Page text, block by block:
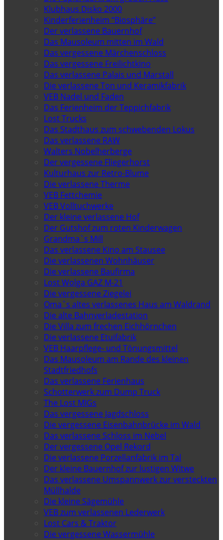
Klubhaus Disko 2000
Kinderferienheim “Biosphäre”
Der verlassene Bauernhof
Das Mausoleum mitten im Wald
Das vergessene Märchenschloss
Das vergessene Freilichtkino
Das verlassene Palais und Marstall
Die verlassene Ton und Keramikfabrik
VEB Nadel und Faden
Das Ferienheim der Teppichfabrik
Lost Trucks
Das Stadthaus zum schwebenden Lokus
Das verlassene RAW
Walters Nobelherberge
Der vergessene Fliegerhorst
Kulturhaus zur Retro-Blume
Die verlassene Therme
VEB Fettchemie
VEB Volltuchwerke
Der kleine verlassene Hof
Der Gutshof zum roten Kinderwagen
Grandma`s Mill
Das verlassene Kino am Stausee
Die verlassenen Wohnhäuser
Die verlassene Baufirma
Lost Wolga GAZ M-21
Die vergessene Ziegelei
Oma`s altes verlassenes Haus am Waldrand
Die alte Bahnverladestation
Die Villa zum frechen Eichhörnchen
Die verlassene Etuifabrik
VEB Haarpflege- und Tönungsmittel
Das Mausoleum am Rande des kleinen
Stadtfriedhofs
Das verlassene Ferienhaus
Schotterwerk zum Dump Truck
The Lost MIGs
Das vergessene Jagdschloss
Die vergessene Eisenbahnbrücke im Wald
Das verlassene Schloss im Nebel
Der vergessene Opel Rekord
Die verlassene Porzellanfabrik im Tal
Der kleine Bauernhof zur lustigen Witwe
Das verlassene Umspannwerk zur versteckten
Müllhalde
Die kleine Sägemühle
VEB zum verlassenen Lederwerk
Lost Cars & Traktor
Die vergessene Wassermühle